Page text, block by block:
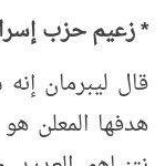
* زعيم حزب
قال ليبرمان
هدفها المعلن